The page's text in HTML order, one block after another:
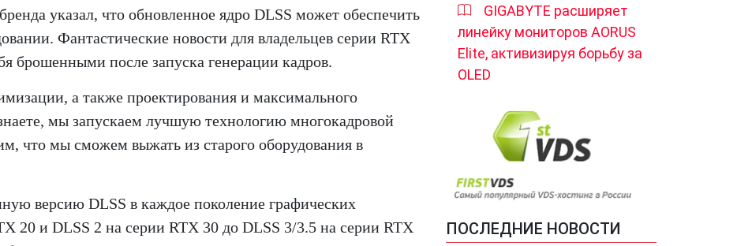
указал, что обновленное ядро ​​DLSS может обеспечить
Фантастические новости для владельцев серии RTX
брошенными после запуска генерации кадров.
а также проектирования и максимального
мы запускаем лучшую технологию многокадровой
что мы сможем выжать из старого оборудования в
версию DLSS в каждое поколение графических
20 и DLSS 2 на серии RTX 30 до DLSS 3/3.5 на серии RTX
GIGABYTE расширяет
линейку мониторов AORUS
Elite, активизируя борьбу за
OLED
ПОСЛЕДНИЕ НОВОСТИ